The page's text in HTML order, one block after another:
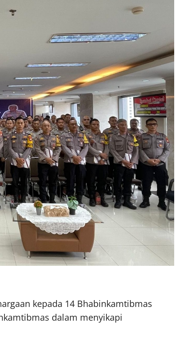
kepada 14 Bhabinkamtibmas
dalam menyikapi